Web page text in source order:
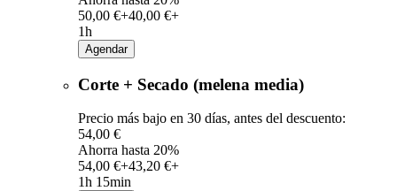
50,00 €+40,00 €+
1h
Agendar
Corte + Secado (melena media)
Precio más bajo en 30 días, antes del descuento:
54,00 €
Ahorra hasta 20%
54,00 €+43,20 €+
1h 15min